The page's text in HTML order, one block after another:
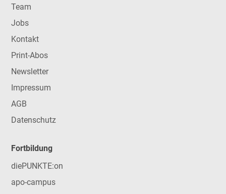
Team
Jobs
Kontakt
Print-Abos
Newsletter
Impressum
AGB
Datenschutz
Fortbildung
diePUNKTE:on
apo-campus